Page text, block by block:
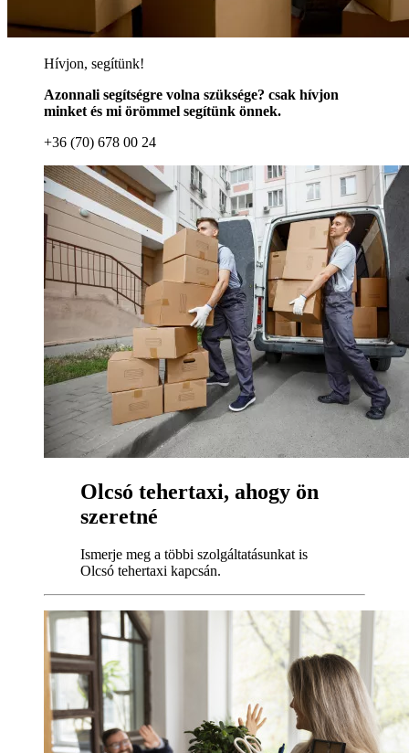
Hívjon, segítünk!
Azonnali segítségre volna szüksége? csak hívjon
minket és mi örömmel segítünk önnek.
+36 (70) 678 00 24
Olcsó tehertaxi, ahogy ön
szeretné
Ismerje meg a többi szolgáltatásunkat is
Olcsó tehertaxi kapcsán.